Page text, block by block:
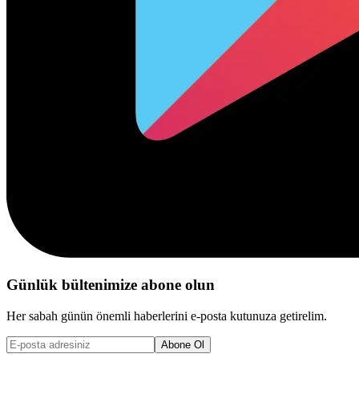
Günlük bültenimize abone olun
Her sabah günün önemli haberlerini e-posta kutunuza getirelim.
Abone Ol